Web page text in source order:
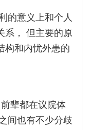
的意义上和个人
系， 但主要的原
构和内忧外患的
辈都在议院体
间也有不少分歧